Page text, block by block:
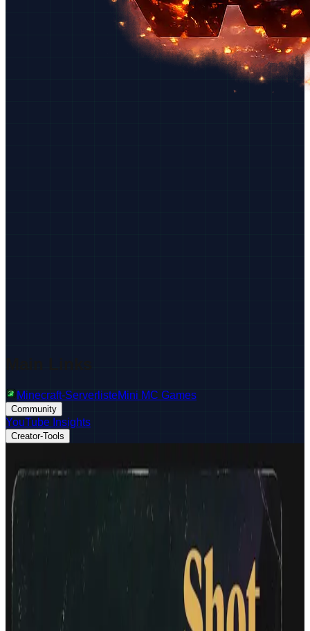
Minecraft-ServerlisteMini MC Games
Community
YouTube Insights
Creator-Tools